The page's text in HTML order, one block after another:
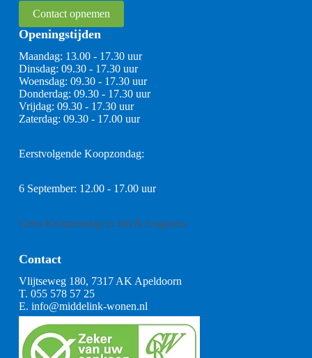
Contact opnemen
Openingstijden
Maandag: 13.00 - 17.30 uur
Dinsdag: 09.30 - 17.30 uur
Woensdag: 09.30 - 17.30 uur
Donderdag: 09.30 - 17.30 uur
Vrijdag: 09.30 - 17.30 uur
Zaterdag: 09.30 - 17.00 uur
Eerstvolgende Koopzondag:
6 September: 12.00 - 17.00 uur
Geen Koopzondag in Juli & Augustus
Contact
Vlijtseweg 180, 7317 AK Apeldoorn
T. 055 578 57 25
E. info@middelink-wonen.nl